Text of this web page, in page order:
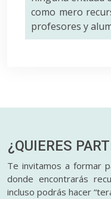
como mero
profesores y
¿QUIERES
Te invitamos a formar
donde encontrarás
incluso podrás hacer